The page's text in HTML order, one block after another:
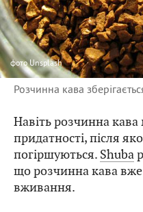
фотоUnsplash
Розчинна кава
Навіть розчинна кава
придатності, після
погіршуються. Shuba
що розчинна кава
вживання.